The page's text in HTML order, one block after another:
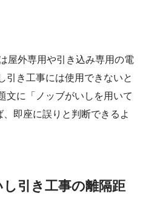
屋外専用や引き込み専用の電
引き工事には使用できないと
文に「ノッブがいしを用いて
即座に誤りと判断できるよ
引き工事の離隔距